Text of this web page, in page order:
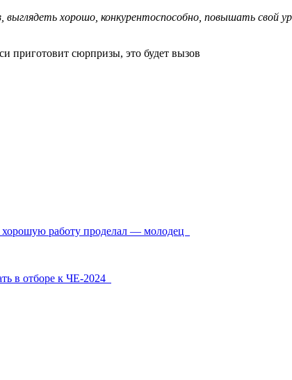
хорошо, конкурентоспособно, повышать свой
работу проделал — молодец
в отборе к ЧЕ-2024